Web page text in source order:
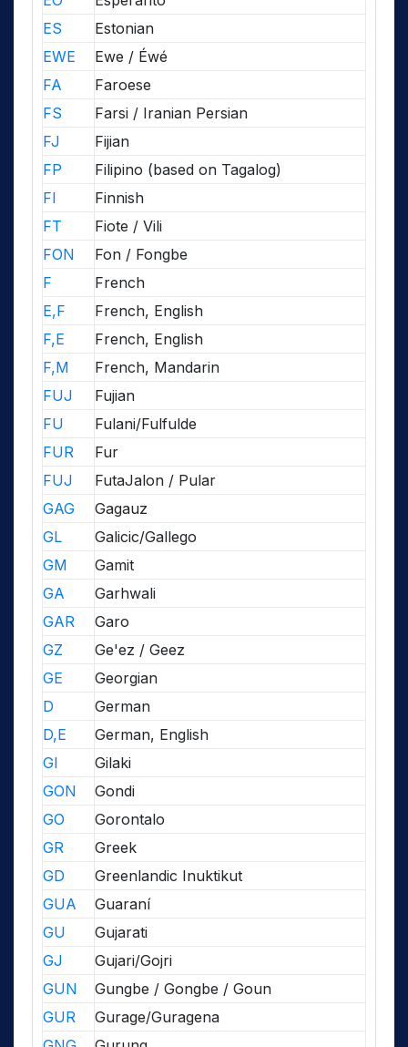
ES
Estonian
EWE
Ewe / Éwé
FA
Faroese
FS
Farsi / Iranian Persian
FJ
Fijian
FP
Filipino (based on Tagalog)
FI
Finnish
FT
Fiote / Vili
FON
Fon / Fongbe
F
French
E,F
French, English
F,E
French, English
F,M
French, Mandarin
FUJ
Fujian
FU
Fulani/Fulfulde
FUR
Fur
FUJ
FutaJalon / Pular
GAG
Gagauz
GL
Galicic/Gallego
GM
Gamit
GA
Garhwali
GAR
Garo
GZ
Ge'ez / Geez
GE
Georgian
D
German
D,E
German, English
GI
Gilaki
GON
Gondi
GO
Gorontalo
GR
Greek
GD
Greenlandic Inuktikut
GUA
Guaraní
GU
Gujarati
GJ
Gujari/Gojri
GUN
Gungbe / Gongbe / Goun
GUR
Gurage/Guragena